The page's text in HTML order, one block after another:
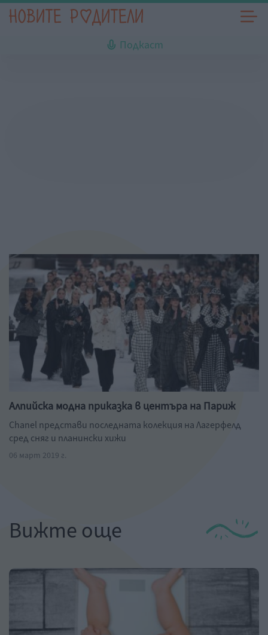
Подкаст
Алпийска модна приказка в центъра на Париж
Chanel представи последната колекция на Лагерфелд
сред сняг и планински хижи
06 март 2019 г.
Вижте още